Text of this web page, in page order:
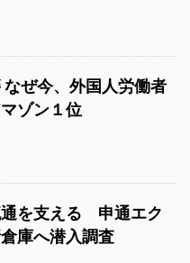
なぜ今、外国人労働者
ゾン１位
を支える 申通エク
庫へ潜入調査